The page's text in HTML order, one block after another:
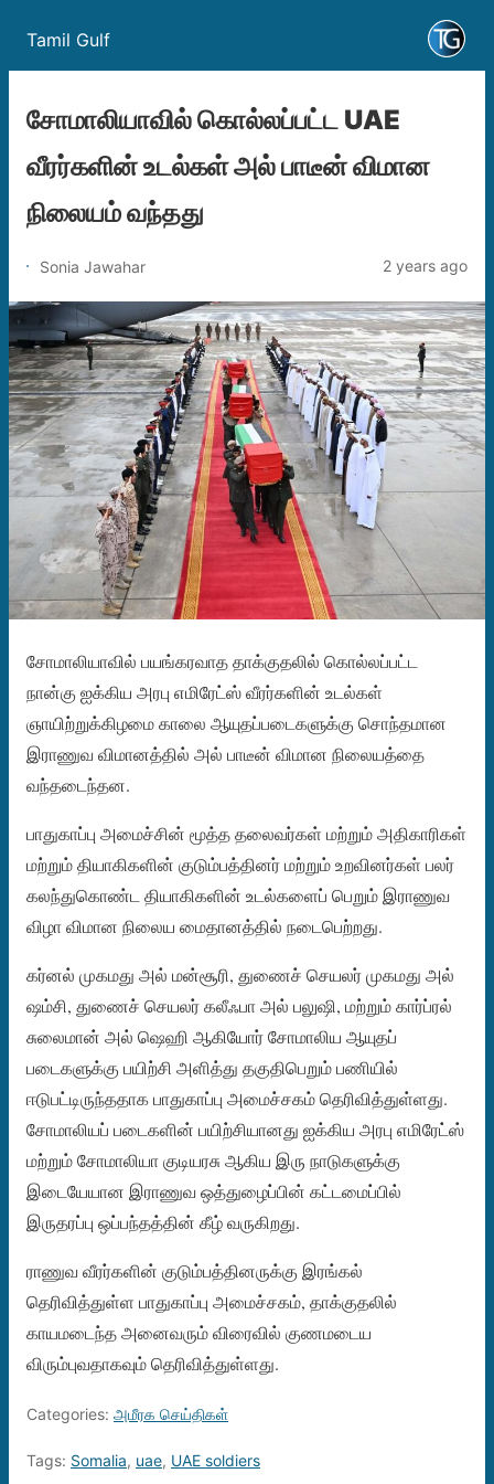
Tamil Gulf
சோமாலியாவில் கொல்லப்பட்ட UAE
வீரர்களின் உடல்கள் அல் பாடீன் விமான
நிலையம் வந்தது
Sonia Jawahar 2 years ago
சோமாலியாவில் பயங்கரவாத தாக்குதலில் கொல்லப்பட்ட
நான்கு ஐக்கிய அரபு எமிரேட்ஸ் வீரர்களின் உடல்கள்
ஞாயிற்றுக்கிழமை காலை ஆயுதப்படைகளுக்கு சொந்தமான
இராணுவ விமானத்தில் அல் பாடீன் விமான நிலையத்தை
வந்தடைந்தன.
பாதுகாப்பு அமைச்சின் மூத்த தலைவர்கள் மற்றும் அதிகாரிகள்
மற்றும் தியாகிகளின் குடும்பத்தினர் மற்றும் உறவினர்கள் பலர்
கலந்துகொண்ட தியாகிகளின் உடல்களைப் பெறும் இராணுவ
விழா விமான நிலைய மைதானத்தில் நடைபெற்றது.
கர்னல் முகமது அல் மன்சூரி, துணைச் செயலர் முகமது அல்
ஷம்சி, துணைச் செயலர் கலீஃபா அல் பலுஷி, மற்றும் கார்ப்ரல்
சுலைமான் அல் ஷெஹி ஆகியோர் சோமாலிய ஆயுதப்
படைகளுக்கு பயிற்சி அளித்து தகுதிபெறும் பணியில்
ஈடுபட்டிருந்ததாக பாதுகாப்பு அமைச்சகம் தெரிவித்துள்ளது.
சோமாலியப் படைகளின் பயிற்சியானது ஐக்கிய அரபு எமிரேட்ஸ்
மற்றும் சோமாலியா குடியரசு ஆகிய இரு நாடுகளுக்கு
இடையேயான இராணுவ ஒத்துழைப்பின் கட்டமைப்பில்
இருதரப்பு ஒப்பந்தத்தின் கீழ் வருகிறது.
ராணுவ வீரர்களின் குடும்பத்தினருக்கு இரங்கல்
தெரிவித்துள்ள பாதுகாப்பு அமைச்சகம், தாக்குதலில்
காயமடைந்த அனைவரும் விரைவில் குணமடைய
விரும்புவதாகவும் தெரிவித்துள்ளது.
Categories: அமீரக செய்திகள்
Tags: Somalia, uae, UAE soldiers